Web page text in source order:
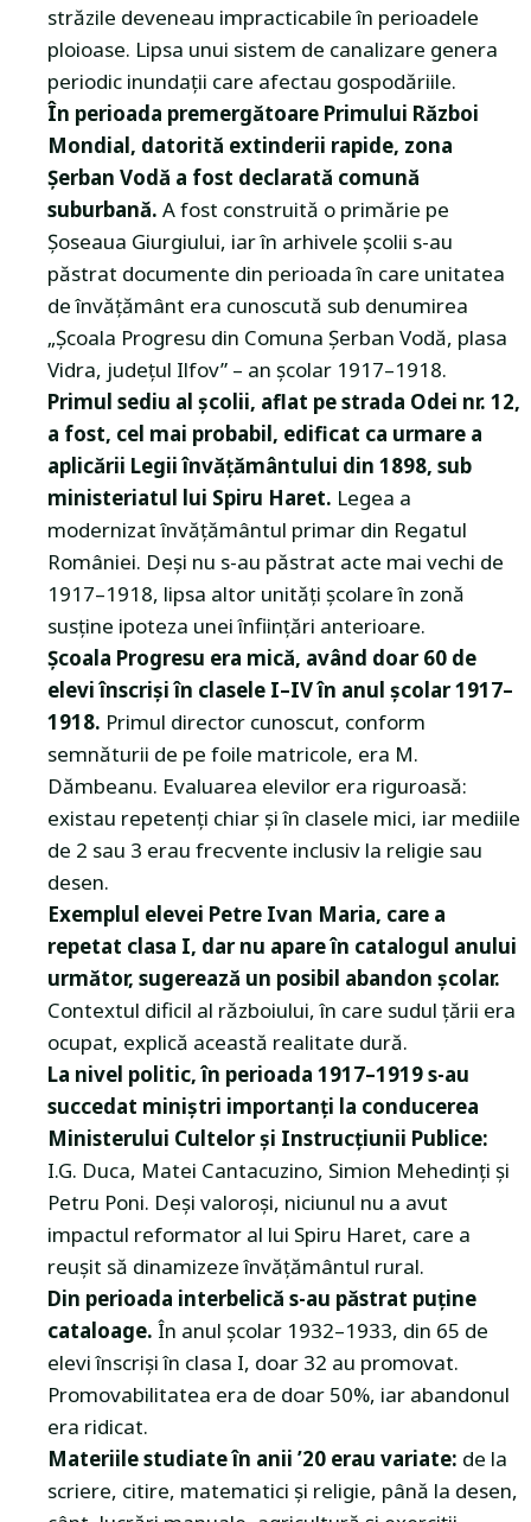
străzile deveneau impracticabile în perioadele
ploioase. Lipsa unui sistem de canalizare genera
periodic inundații care afectau gospodăriile.
În perioada premergătoare Primului Război
Mondial, datorită extinderii rapide, zona
Șerban Vodă a fost declarată comună
suburbană. A fost construită o primărie pe
Șoseaua Giurgiului, iar în arhivele școlii s-au
păstrat documente din perioada în care unitatea
de învățământ era cunoscută sub denumirea
„Școala Progresu din Comuna Șerban Vodă, plasa
Vidra, județul Ilfov” – an școlar 1917–1918.
Primul sediu al școlii, aflat pe strada Odei nr. 12,
a fost, cel mai probabil, edificat ca urmare a
aplicării Legii învățământului din 1898, sub
ministeriatul lui Spiru Haret. Legea a
modernizat învățământul primar din Regatul
României. Deși nu s-au păstrat acte mai vechi de
1917–1918, lipsa altor unități școlare în zonă
susține ipoteza unei înființări anterioare.
Școala Progresu era mică, având doar 60 de
elevi înscriși în clasele I–IV în anul școlar 1917–
1918. Primul director cunoscut, conform
semnăturii de pe foile matricole, era M.
Dămbeanu. Evaluarea elevilor era riguroasă:
existau repetenți chiar și în clasele mici, iar mediile
de 2 sau 3 erau frecvente inclusiv la religie sau
desen.
Exemplul elevei Petre Ivan Maria, care a
repetat clasa I, dar nu apare în catalogul anului
următor, sugerează un posibil abandon școlar.
Contextul dificil al războiului, în care sudul țării era
ocupat, explică această realitate dură.
La nivel politic, în perioada 1917–1919 s-au
succedat miniștri importanți la conducerea
Ministerului Cultelor și Instrucțiunii Publice:
I.G. Duca, Matei Cantacuzino, Simion Mehedinți și
Petru Poni. Deși valoroși, niciunul nu a avut
impactul reformator al lui Spiru Haret, care a
reușit să dinamizeze învățământul rural.
Din perioada interbelică s-au păstrat puține
cataloage. În anul școlar 1932–1933, din 65 de
elevi înscriși în clasa I, doar 32 au promovat.
Promovabilitatea era de doar 50%, iar abandonul
era ridicat.
Materiile studiate în anii ’20 erau variate: de la
scriere, citire, matematici și religie, până la desen,